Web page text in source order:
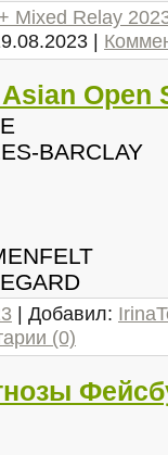
Mixed Relay
|
Asian Open
BARCLAY
| Добавил:
(0)